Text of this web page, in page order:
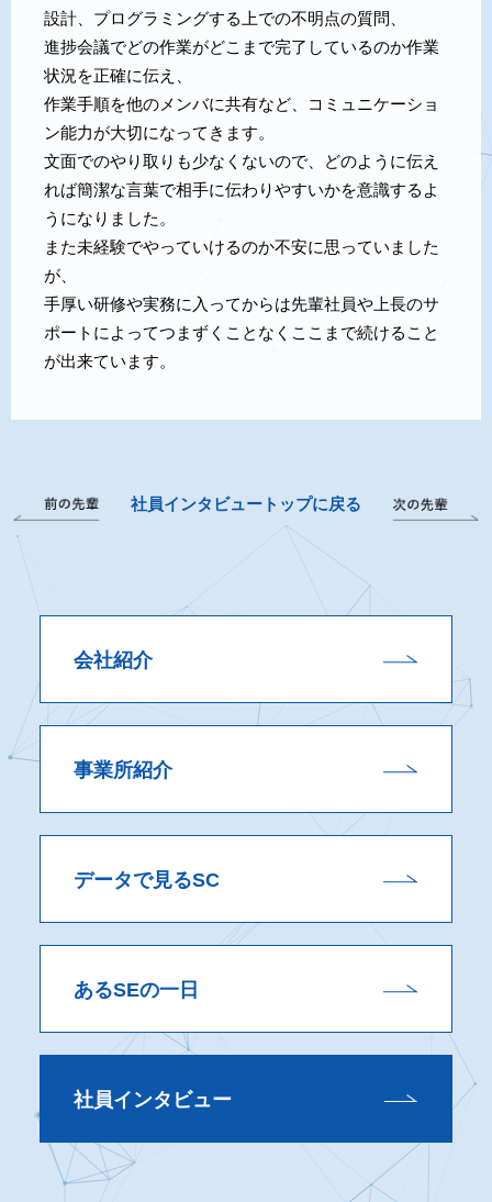
設計、プログラミングする上での不明点の質問、
進捗会議でどの作業がどこまで完了しているのか作業
状況を正確に伝え、
作業手順を他のメンバに共有など、コミュニケーショ
ン能力が大切になってきます。
文面でのやり取りも少なくないので、どのように伝え
れば簡潔な言葉で相手に伝わりやすいかを意識するよ
うになりました。
また未経験でやっていけるのか不安に思っていました
が、
手厚い研修や実務に入ってからは先輩社員や上長のサ
ポートによってつまずくことなくここまで続けること
が出来ています。
社員インタビュートップに戻る
会社紹介
事業所紹介
データで見るSC
あるSEの一日
社員インタビュー